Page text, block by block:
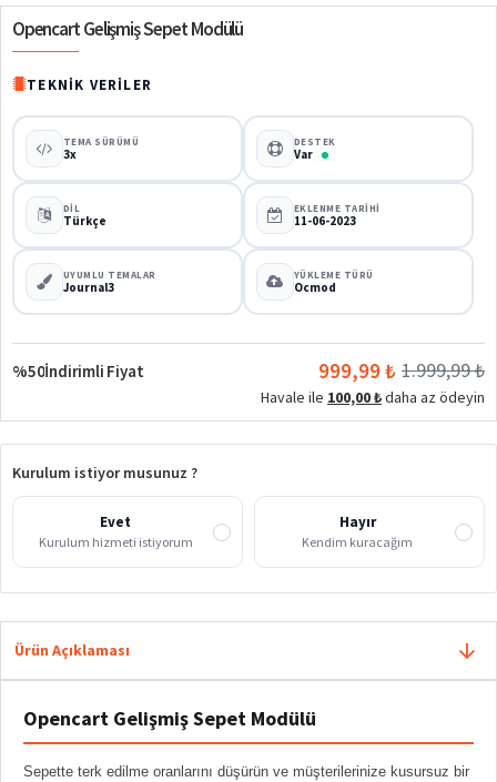
%50
Opencart Gelişmiş Sepet Modülü
TEKNIK VERILER
TEMA SÜRÜMÜ
3x
DESTEK
Var
DIL
Türkçe
EKLENME TARIHI
11-06-2023
UYUMLU TEMALAR
Journal3
YÜKLEME TÜRÜ
Ocmod
İndirimli Fiyat
%50 999,99 ₺ 1.999,99 ₺
Havale ile 100,00 ₺daha az ödeyin
Kurulum istiyor musunuz ?
Evet
Kurulum hizmeti istiyorum
Hayır
Kendim kuracağım
Ürün Açıklaması
Opencart Gelişmiş Sepet Modülü
Sepette terk edilme oranlarını düşürün ve müşterilerinize kusursuz bir